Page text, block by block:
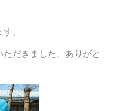
。
だきました。ありがと